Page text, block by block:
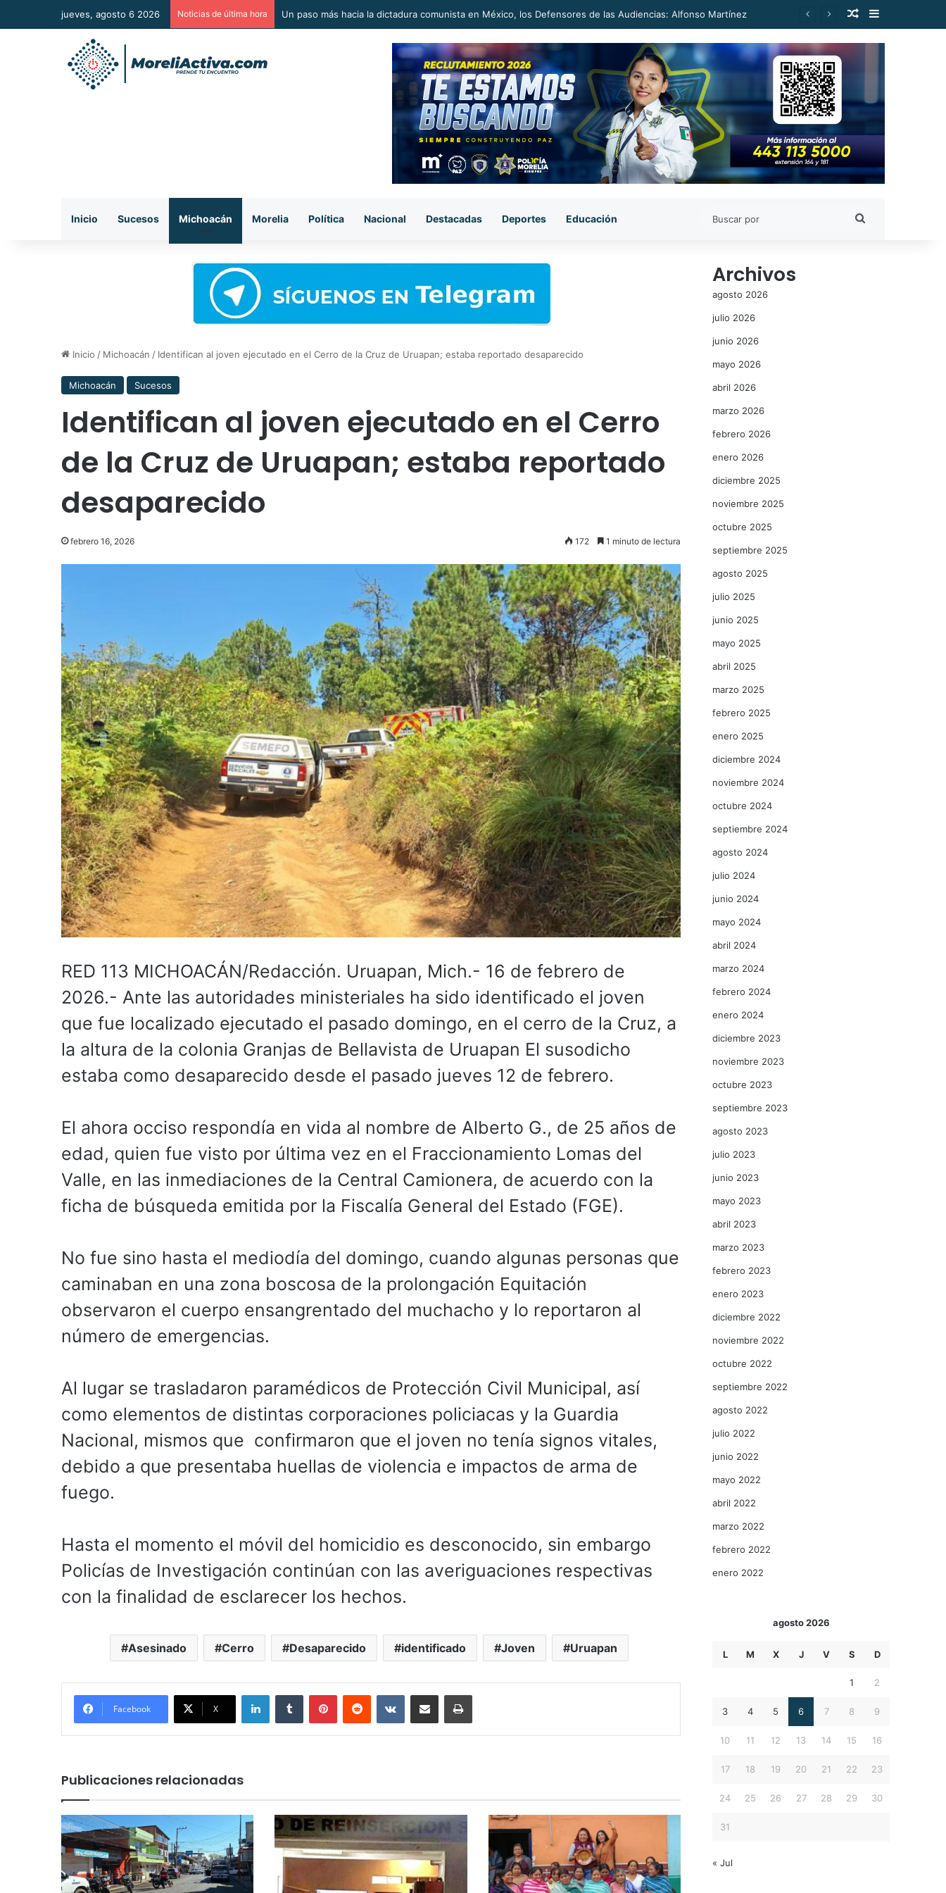
jueves, agosto 6 2026 Noticias de última hora Un paso más hacia la dictadura comunista en México, los Defensores de las Audiencias: Alfonso Martínez Publicación al
Barra lateral
Inicio Sucesos Michoacán Morelia Política Nacional Destacadas Deportes Educación
Inicio / Michoacán / Identifican al joven ejecutado en el Cerro de la Cruz de Uruapan; estaba reportado desaparecido
Michoacán Sucesos
Identifican al joven ejecutado en el Cerro
de la Cruz de Uruapan; estaba reportado
desaparecido
febrero 16, 2026 172 1 minuto de lectura
RED 113 MICHOACÁN/Redacción. Uruapan, Mich.- 16 de febrero de
2026.- Ante las autoridades ministeriales ha sido identificado el joven
que fue localizado ejecutado el pasado domingo, en el cerro de la Cruz, a
la altura de la colonia Granjas de Bellavista de Uruapan El susodicho
estaba como desaparecido desde el pasado jueves 12 de febrero.
El ahora occiso respondía en vida al nombre de Alberto G., de 25 años de
edad, quien fue visto por última vez en el Fraccionamiento Lomas del
Valle, en las inmediaciones de la Central Camionera, de acuerdo con la
ficha de búsqueda emitida por la Fiscalía General del Estado (FGE).
No fue sino hasta el mediodía del domingo, cuando algunas personas que
caminaban en una zona boscosa de la prolongación Equitación
observaron el cuerpo ensangrentado del muchacho y lo reportaron al
número de emergencias.
Al lugar se trasladaron paramédicos de Protección Civil Municipal, así
como elementos de distintas corporaciones policiacas y la Guardia
Nacional, mismos que confirmaron que el joven no tenía signos vitales,
debido a que presentaba huellas de violencia e impactos de arma de
fuego.
Hasta el momento el móvil del homicidio es desconocido, sin embargo
Policías de Investigación continúan con las averiguaciones respectivas
con la finalidad de esclarecer los hechos.
Asesinado Cerro Desaparecido identificado Joven Uruapan
Facebook X
LinkedInTumblr PinterestReddit VKontakteCompartir por correo electrónicoImprimir
Publicaciones relacionadas
Archivos
agosto 2026
julio 2026
junio 2026
mayo 2026
abril 2026
marzo 2026
febrero 2026
enero 2026
diciembre 2025
noviembre 2025
octubre 2025
septiembre 2025
agosto 2025
julio 2025
junio 2025
mayo 2025
abril 2025
marzo 2025
febrero 2025
enero 2025
diciembre 2024
noviembre 2024
octubre 2024
septiembre 2024
agosto 2024
julio 2024
junio 2024
mayo 2024
abril 2024
marzo 2024
febrero 2024
enero 2024
diciembre 2023
noviembre 2023
octubre 2023
septiembre 2023
agosto 2023
julio 2023
junio 2023
mayo 2023
abril 2023
marzo 2023
febrero 2023
enero 2023
diciembre 2022
noviembre 2022
octubre 2022
septiembre 2022
agosto 2022
julio 2022
junio 2022
mayo 2022
abril 2022
marzo 2022
febrero 2022
enero 2022
agosto 2026
L M X J V S D
1 2
3 4 5 6 7 8 9
10 11 12 13 14 15 16
17 18 19 20 21 22 23
24 25 26 27 28 29 30
31
« Jul